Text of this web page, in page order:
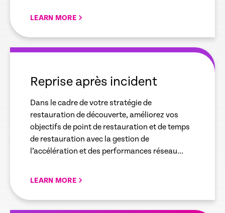
LEARN MORE
empty
Reprise après incident
Dans le cadre de votre stratégie de
restauration de découverte, améliorez vos
objectifs de point de restauration et de temps
de restauration avec la gestion de
l’accélération et des performances réseau
LEARN MORE